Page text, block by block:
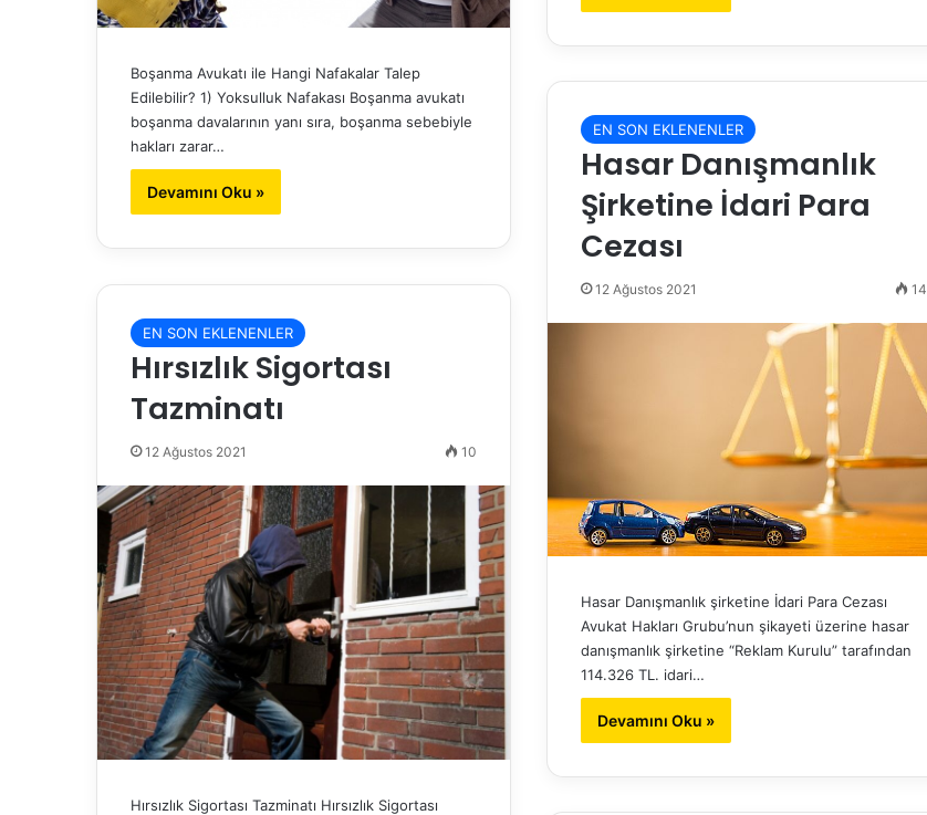
Boşanma Avukatı ile Hangi Nafakalar Talep
Edilebilir? 1) Yoksulluk Nafakası Boşanma avukatı
boşanma davalarının yanı sıra, boşanma sebebiyle
hakları zarar…
Devamını Oku »
EN SON EKLENENLER
Hasar Danışmanlık
Şirketine İdari Para
Cezası
12 Ağustos 2021 14
Hasar Danışmanlık şirketine İdari Para Cezası
Avukat Hakları Grubu’nun şikayeti üzerine hasar
danışmanlık şirketine “Reklam Kurulu” tarafından
114.326 TL. idari…
Devamını Oku »
EN SON EKLENENLER
Hırsızlık Sigortası
Tazminatı
12 Ağustos 2021 10
Hırsızlık Sigortası Tazminatı Hırsızlık Sigortası